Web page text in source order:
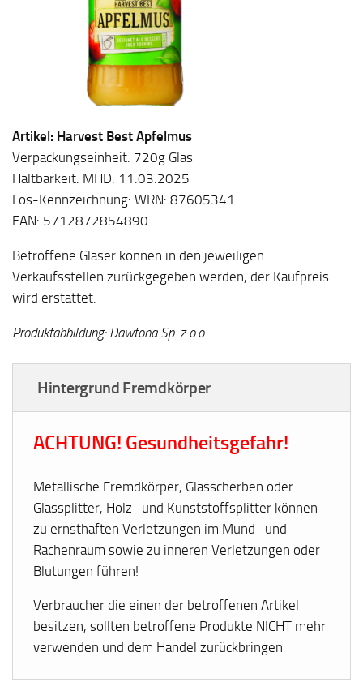
Artikel: Harvest Best Apfelmus
Verpackungseinheit: 720g Glas
Haltbarkeit: MHD: 11.03.2025
Los-Kennzeichnung: WRN: 87605341
EAN: 5712872854890
Betroffene Gläser können in den jeweiligen
Verkaufsstellen zurückgegeben werden, der Kaufpreis
wird erstattet.
Produktabbildung: Dawtona Sp. z o.o.
Hintergrund Fremdkörper
ACHTUNG! Gesundheitsgefahr!
Metallische Fremdkörper, Glasscherben oder
Glassplitter, Holz- und Kunststoffsplitter können
zu ernsthaften Verletzungen im Mund- und
Rachenraum sowie zu inneren Verletzungen oder
Blutungen führen!
Verbraucher die einen der betroffenen Artikel
besitzen, sollten betroffene Produkte NICHT mehr
verwenden und dem Handel zurückbringen